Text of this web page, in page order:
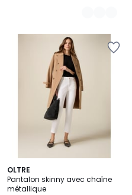
OLTRE
Pantalon skinny avec chaîne
métallique